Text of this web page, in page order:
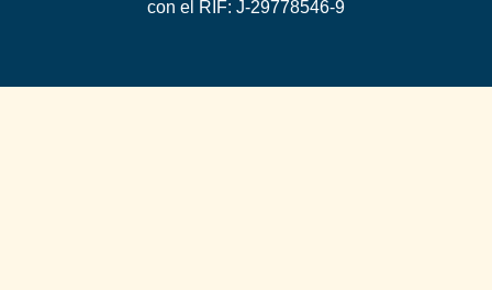
con el RIF: J-29778546-9